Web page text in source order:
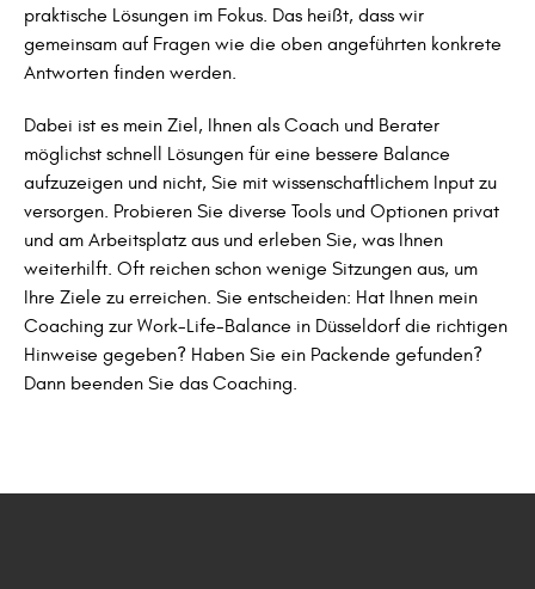
praktische Lösungen im Fokus. Das heißt, dass wir
gemeinsam auf Fragen wie die oben angeführten konkrete
Antworten finden werden.
Dabei ist es mein Ziel, Ihnen als Coach und Berater
möglichst schnell Lösungen für eine bessere Balance
aufzuzeigen und nicht, Sie mit wissenschaftlichem Input zu
versorgen. Probieren Sie diverse Tools und Optionen privat
und am Arbeitsplatz aus und erleben Sie, was Ihnen
weiterhilft. Oft reichen schon wenige Sitzungen aus, um
Ihre Ziele zu erreichen. Sie entscheiden: Hat Ihnen mein
Coaching zur Work-Life-Balance in Düsseldorf die richtigen
Hinweise gegeben? Haben Sie ein Packende gefunden?
Dann beenden Sie das Coaching.